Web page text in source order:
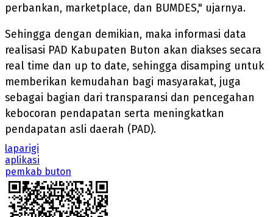
perbankan, marketplace, dan BUMDES," ujarnya.
Sehingga dengan demikian, maka informasi data
realisasi PAD Kabupaten Buton akan diakses secara
real time dan up to date, sehingga disamping untuk
memberikan kemudahan bagi masyarakat, juga
sebagai bagian dari transparansi dan pencegahan
kebocoran pendapatan serta meningkatkan
pendapatan asli daerah (PAD).
laparigi
aplikasi
pemkab buton